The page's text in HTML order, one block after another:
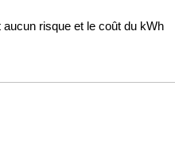
risque et le coût du kWh